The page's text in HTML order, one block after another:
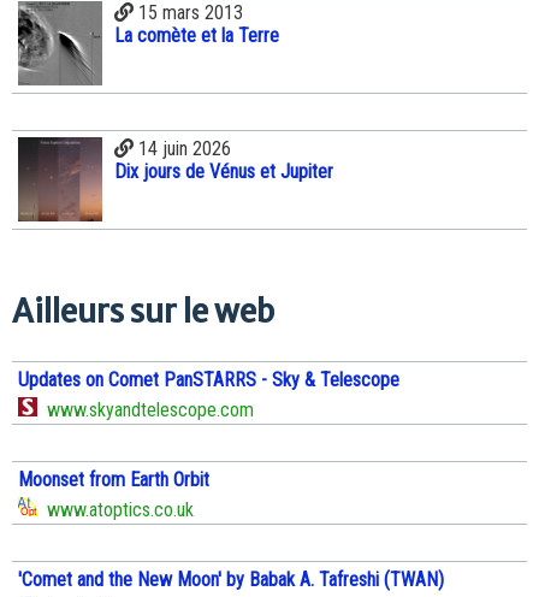
15 mars 2013
La comète et la Terre
14 juin 2026
Dix jours de Vénus et Jupiter
Ailleurs sur le web
Updates on Comet PanSTARRS - Sky & Telescope
www.skyandtelescope.com
Moonset from Earth Orbit
www.atoptics.co.uk
'Comet and the New Moon' by Babak A. Tafreshi (TWAN)